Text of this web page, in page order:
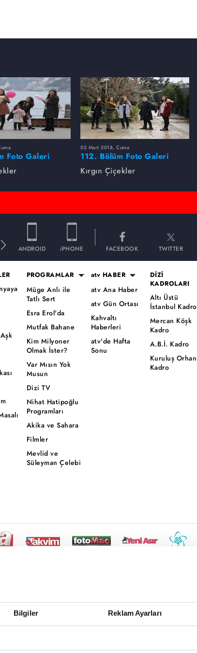
Bilgiler Reklam Ayarları
Foto Galeri
02 Mart 2018, Cuma
112. Bölüm Foto Galeri
Kırgın Çiçekler
ANDROID iPHONE FACEBOOK TWITTER
PROGRAMLAR
Müge Anlı ile
Tatlı Sert
Esra Erol'da
Mutfak Bahane
Kim Milyoner
Olmak İster?
Var Mısın Yok
Musun
Dizi TV
Nihat Hatipoğlu
Programları
Akika ve Sahara
Filmler
Mevlid ve
Süleyman Çelebi
atv HABER
atv Ana Haber
atv Gün Ortası
Kahvaltı
Haberleri
atv'de Hafta
Sonu
DİZİ
KADROLARI
Altı Üstü
İstanbul Kadro
Mercan Köşk
Kadro
A.B.İ. Kadro
Kuruluş Orhan
Kadro